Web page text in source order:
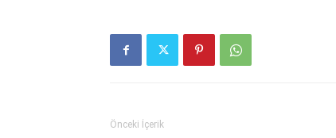
Önceki İçerik